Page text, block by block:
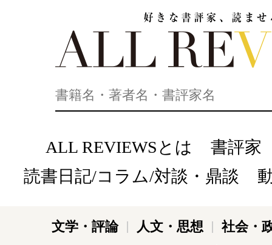
ALL REVIEWSとは
書評家
読書日記/コラム/対談・鼎談
文学・評論 人文・思想
社会・